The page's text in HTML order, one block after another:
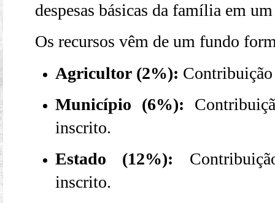
despesas básicas da família em
Os recursos vêm de um fundo
Agricultor (2%):
Município (6%):
inscrito.
Estado (12%):
inscrito.